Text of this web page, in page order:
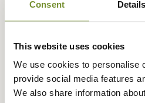
Consent Details
This website uses cookies
We use cookies to personalise
provide social media features
We also share information
avec deux boutons pressions.
Les nombreuses poches
fonctionnelle avec : unepoche
poche de poitrine verticale
mainavec un zip étanche, deux